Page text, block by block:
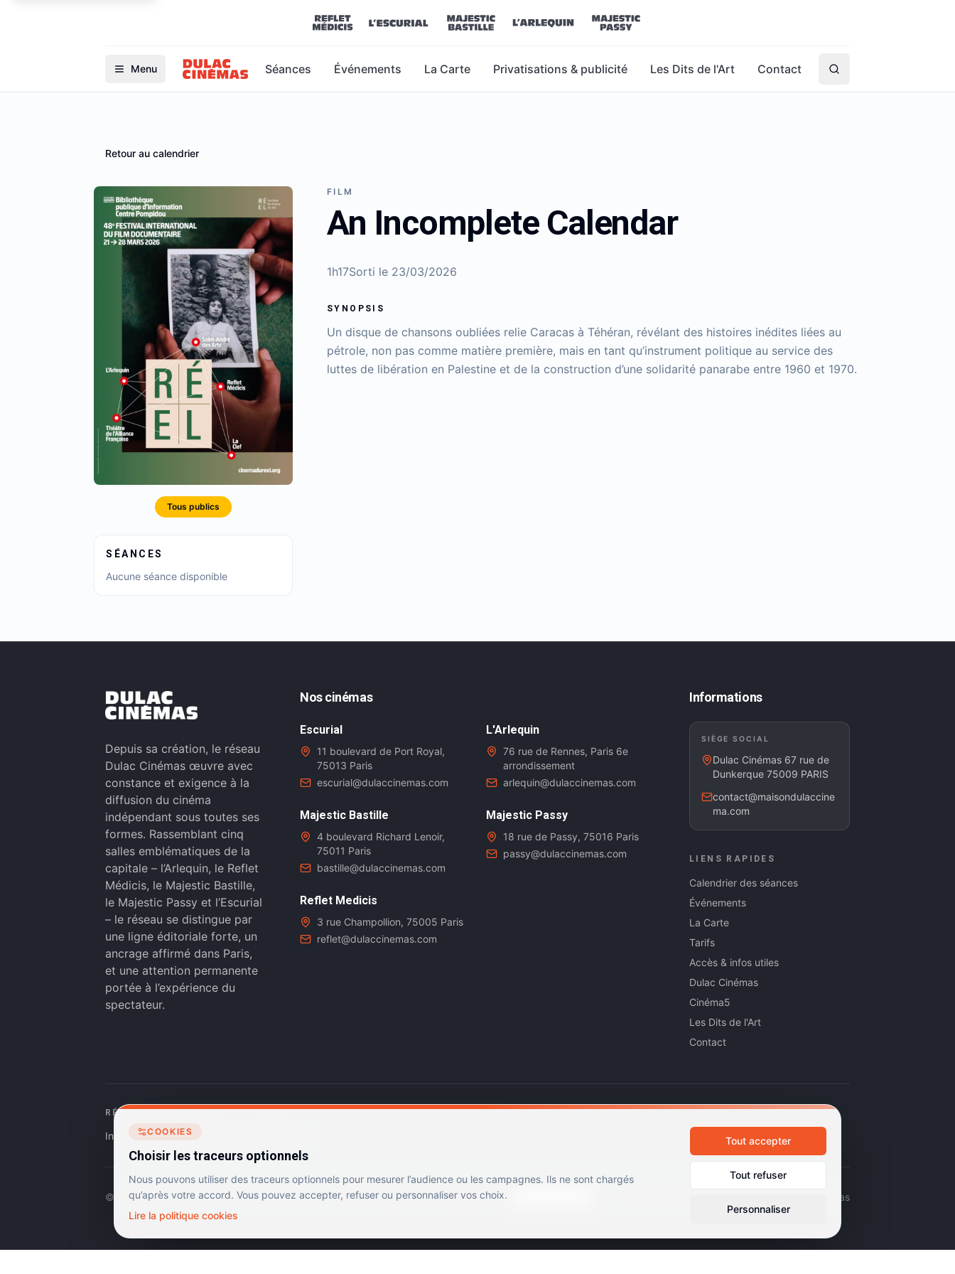
Menu Séances Événements La Carte Privatisations & publicité Les Dits de l'Art Contact
Retour au calendrier
Tous publics
SÉANCES
Aucune séance disponible
FILM
An Incomplete Calendar
1h17Sorti le 23/03/2026
SYNOPSIS
Un disque de chansons oubliées relie Caracas à Téhéran, révélant des histoires inédites liées au
pétrole, non pas comme matière première, mais en tant qu’instrument politique au service des
luttes de libération en Palestine et de la construction d’une solidarité panarabe entre 1960 et 1970.
Depuis sa création, le réseau
Dulac Cinémas œuvre avec
constance et exigence à la
diffusion du cinéma
indépendant sous toutes ses
formes. Rassemblant cinq
salles emblématiques de la
capitale – l’Arlequin, le Reflet
Médicis, le Majestic Bastille,
le Majestic Passy et l’Escurial
– le réseau se distingue par
une ligne éditoriale forte, un
ancrage affirmé dans Paris,
et une attention permanente
portée à l’expérience du
spectateur.
Nos cinémas
Escurial
11 boulevard de Port Royal,
75013 Paris
escurial@dulaccinemas.com
L'Arlequin
76 rue de Rennes, Paris 6e
arrondissement
arlequin@dulaccinemas.com
Majestic Bastille
4 boulevard Richard Lenoir,
75011 Paris
bastille@dulaccinemas.com
Majestic Passy
18 rue de Passy, 75016 Paris
passy@dulaccinemas.com
Reflet Medicis
3 rue Champollion, 75005 Paris
reflet@dulaccinemas.com
Informations
SIÈGE SOCIAL
Dulac Cinémas 67 rue de
Dunkerque 75009 PARIS
contact@maisondulaccine
ma.com
LIENS RAPIDES
Calendrier des séances
Événements
La Carte
Tarifs
Accès & infos utiles
Dulac Cinémas
Cinéma5
Les Dits de l'Art
Contact
RÉSEAUX SOCIAUX
Instagram Facebook
© 2026Dulac Cinémas. Tous droits réservés. Mentions légalesConfidentialité Cookies Cinémas d'art et d'essai · Labels Europa Cinemas
COOKIES
Choisir les traceurs optionnels
Nous pouvons utiliser des traceurs optionnels pour mesurer l’audience ou les campagnes. Ils ne sont chargés
qu’après votre accord. Vous pouvez accepter, refuser ou personnaliser vos choix.
Lire la politique cookies
Tout accepter
Tout refuser
Personnaliser